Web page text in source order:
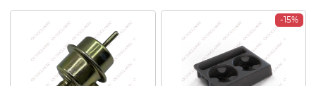
-15%